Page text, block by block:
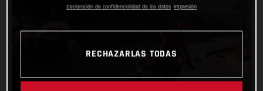
Declaración de confidencialidad de los datos Impresión
RECHAZARLAS TODAS